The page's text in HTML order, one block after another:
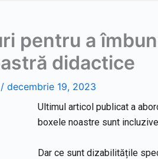
pentru a
didactice
/ decembrie 19, 2023
Ultimul articol publicat a
boxele noastre sunt
Dar ce sunt dizabilitățile